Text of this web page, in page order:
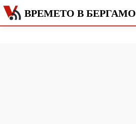
ВРЕМЕТО В БЕРГАМО